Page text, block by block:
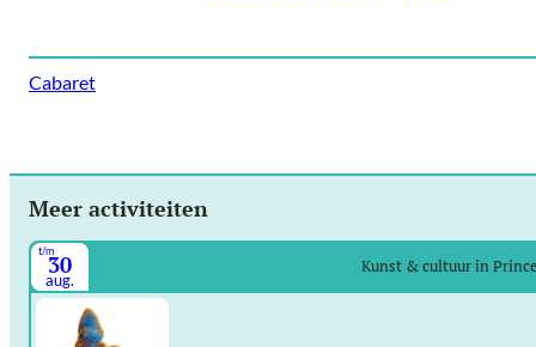
Cabaret
Meer activiteiten
t/m
30
aug.
Kunst & cultuur in